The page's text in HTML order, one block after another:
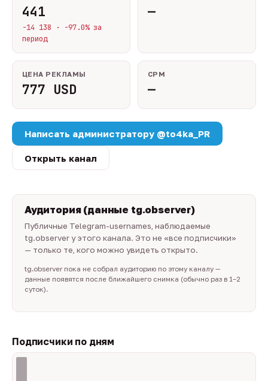
441
-14 138 · -97.0% за
период
—
ЦЕНА РЕКЛАМЫ
777 USD
CPM
—
Написать администратору @to4ka_PR
Открыть канал
Аудитория (данные tg.observer)
Публичные Telegram-usernames, наблюдаемые
tg.observer у этого канала. Это не «все подписчики»
— только те, кого можно увидеть открыто.
tg.observer пока не собрал аудиторию по этому каналу —
данные появятся после ближайшего снимка (обычно раз в 1–2
суток).
Подписчики по дням